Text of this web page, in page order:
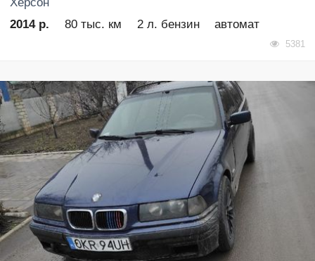
2014 р.
80 тыс. км 2 л. бензин автомат
5381